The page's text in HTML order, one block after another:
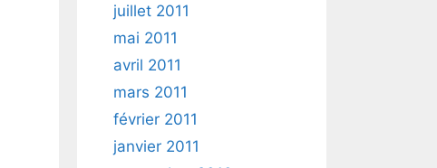
juillet 2011
mai 2011
avril 2011
mars 2011
février 2011
janvier 2011